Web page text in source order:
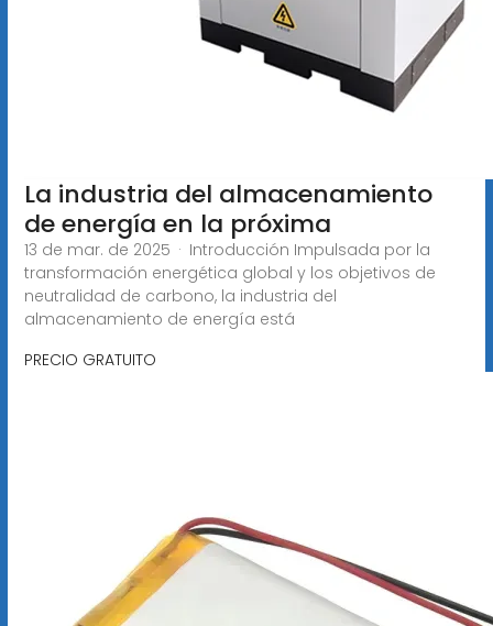
La industria del almacenamiento
de energía en la próxima
13 de mar. de 2025 · Introducción Impulsada por la
transformación energética global y los objetivos de
neutralidad de carbono, la industria del
almacenamiento de energía está
PRECIO GRATUITO